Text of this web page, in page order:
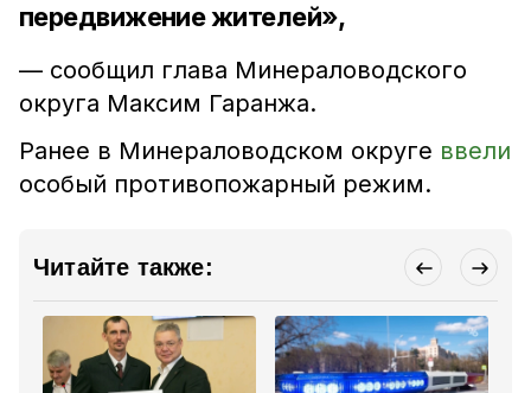
передвижение жителей»,
— сообщил глава Минераловодского
округа Максим Гаранжа.
Ранее в Минераловодском округе ввели
особый противопожарный режим.
Читайте также: